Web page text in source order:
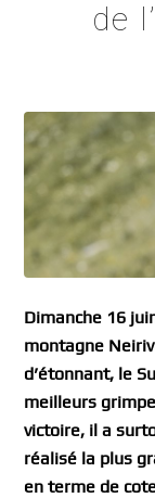
de
Dimanche 16
montagne
d’étonnant, le
meilleurs
victoire, il a
réalisé la plus
en terme de